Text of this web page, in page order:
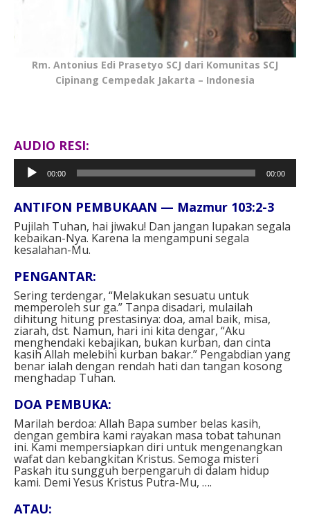
Rm. Antonius Edi Prasetyo SCJ dari Komunitas SCJ
Cipinang Cempedak Jakarta – Indonesia
AUDIO RESI:
Pemutar
Audio
00:00 00:00
ANTIFON PEMBUKAAN — Mazmur 103:2-3⁣
Pujilah Tuhan, hai jiwaku! Dan jangan lupakan segala
kebaikan-Nya. Karena la mengampuni segala
kesalahan-Mu.⁣⁣
PENGANTAR:⁣
Sering terdengar, “Melakukan sesuatu untuk
memperoleh sur ga.” Tanpa disadari, mulailah
dihitung hitung prestasinya: doa, amal baik, misa,
ziarah, dst. Namun, hari ini kita dengar, “Aku
menghendaki kebajikan, bukan kurban, dan cinta
kasih Allah melebihi kurban bakar.” Pengabdian yang
benar ialah dengan rendah hati dan tangan kosong
menghadap Tuhan.⁣⁣
DOA PEMBUKA⁣:
Marilah berdoa: Allah Bapa sumber belas kasih,
dengan gembira kami rayakan masa tobat tahunan
ini. Kami mempersiapkan diri untuk mengenangkan
wafat dan kebangkitan Kristus. Semoga misteri
Paskah itu sungguh berpengaruh di dalam hidup
kami. Demi Yesus Kristus Putra-Mu, ….⁣
ATAU: ⁣